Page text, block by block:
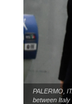
PALERMO,
between Italy